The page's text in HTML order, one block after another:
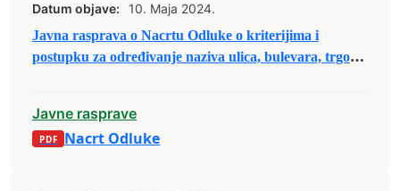
Datum objave:
10. Maja 2024.
Javna rasprava o Nacrtu Odluke o kriterijima i
postupku za određivanje naziva ulica, bulevara, trgova,
Javne rasprave
Nacrt Odluke